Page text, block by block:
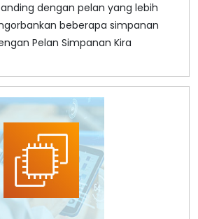
dengan pelan yang lebih
beberapa simpanan
Pelan Simpanan Kira